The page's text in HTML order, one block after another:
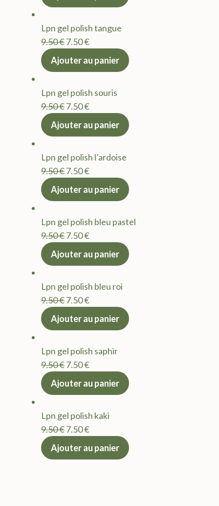
9.50 €.
actuel
7.50 €.
Lpn gel polish tangue
9.50€Le
prix
9.50 €.
7.50€Le
actuel
7.50 €.
Ajouter au panier
Lpn gel polish souris
9.50€Le
prix
9.50 €.
7.50€Le
actuel
7.50 €.
Ajouter au panier
Lpn gel polish l’ardoise
9.50€Le
prix
9.50 €.
7.50€Le
actuel
7.50 €.
Ajouter au panier
Lpn gel polish bleu pastel
9.50€Le
prix
9.50 €.
7.50€Le
actuel
7.50 €.
Ajouter au panier
Lpn gel polish bleu roi
9.50€Le
prix
9.50 €.
7.50€Le
actuel
7.50 €.
Ajouter au panier
Lpn gel polish saphir
9.50€Le
prix
9.50 €.
7.50€Le
actuel
7.50 €.
Ajouter au panier
Lpn gel polish kaki
9.50€Le
prix
7.50€Le
actuel
Ajouter au panier